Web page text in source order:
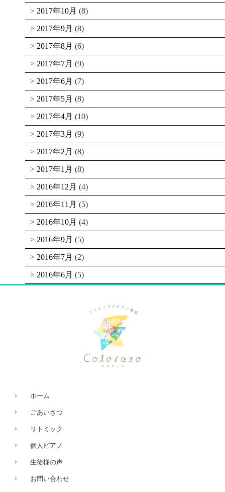
2017年10月 (8)
2017年9月 (8)
2017年8月 (6)
2017年7月 (9)
2017年6月 (7)
2017年5月 (8)
2017年4月 (10)
2017年3月 (9)
2017年2月 (8)
2017年1月 (8)
2016年12月 (4)
2016年11月 (5)
2016年10月 (4)
2016年9月 (5)
2016年7月 (2)
2016年6月 (5)
ホーム
ごあいさつ
リトミック
個人ピアノ
生徒様の声
お問い合わせ